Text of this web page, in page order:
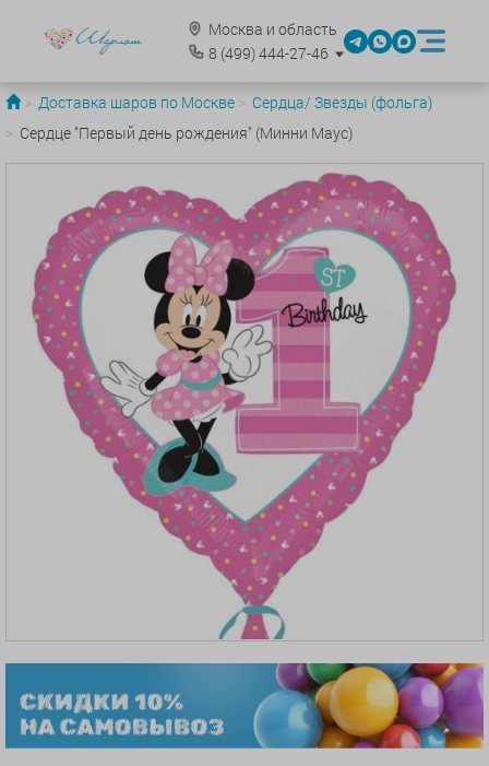
Москва и область
8 (499)444-27-46
Доставка шаров по Москве
Сердца/ Звезды (фольга)
Сердце "Первый день рождения" (Минни Маус)